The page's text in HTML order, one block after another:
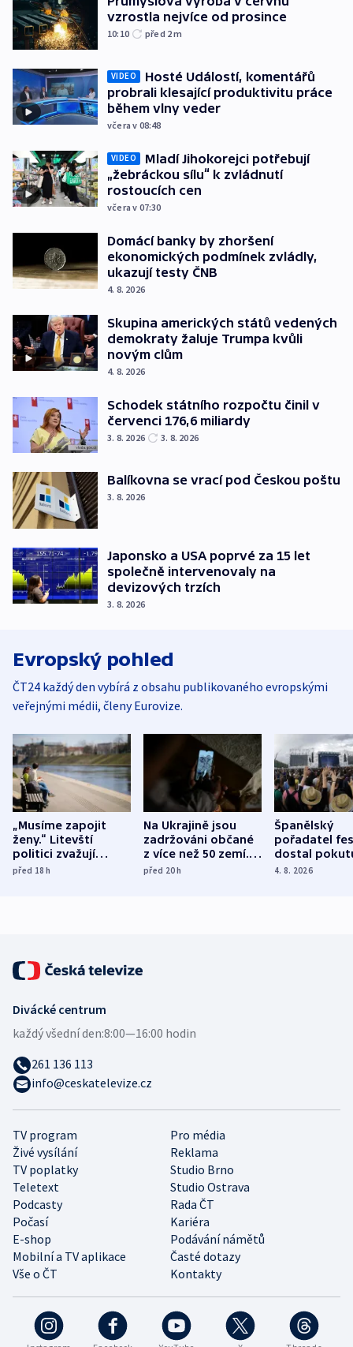
vzrostla nejvíce od prosince
10:10 před 2m
VIDEO
Hosté Událostí, komentářů
probrali klesající produktivitu práce
během vlny veder
včera v 08:48
VIDEO
Mladí Jihokorejci potřebují
„žebráckou sílu“ k zvládnutí
rostoucích cen
včera v 07:30
Domácí banky by zhoršení
ekonomických podmínek zvládly,
ukazují testy ČNB
4. 8. 2026
Skupina amerických států vedených
demokraty žaluje Trumpa kvůli
novým clům
4. 8. 2026
Schodek státního rozpočtu činil v
červenci 176,6 miliardy
3. 8. 2026 3. 8. 2026
Balíkovna se vrací pod Českou poštu
3. 8. 2026
Japonsko a USA poprvé za 15 let
společně intervenovaly na
devizových trzích
3. 8. 2026
Evropský pohled
ČT24 každý den vybírá z obsahu publikovaného evropskými
veřejnými médii, členy Eurovize.
„Musíme zapojit
ženy.“ Litevští
politici zvažují
dohodu o
před 18h
Na Ukrajině jsou
zadržováni občané
z více než 50 zemí.
Bojovali na straně
před 20h
Španělský
pořadatel
dostal
nekalé
4. 8. 2026
TV program
Pro média
Živé vysílání
Reklama
TV poplatky
Studio Brno
Teletext
Studio Ostrava
Podcasty
Rada ČT
Počasí
Kariéra
E-shop
Podávání námětů
Mobilní a TV aplikace
Časté dotazy
Vše o ČT
Kontakty
Divácké centrum
každý všední den:8:00—16:00 hodin
261 136 113
info@ceskatelevize.cz